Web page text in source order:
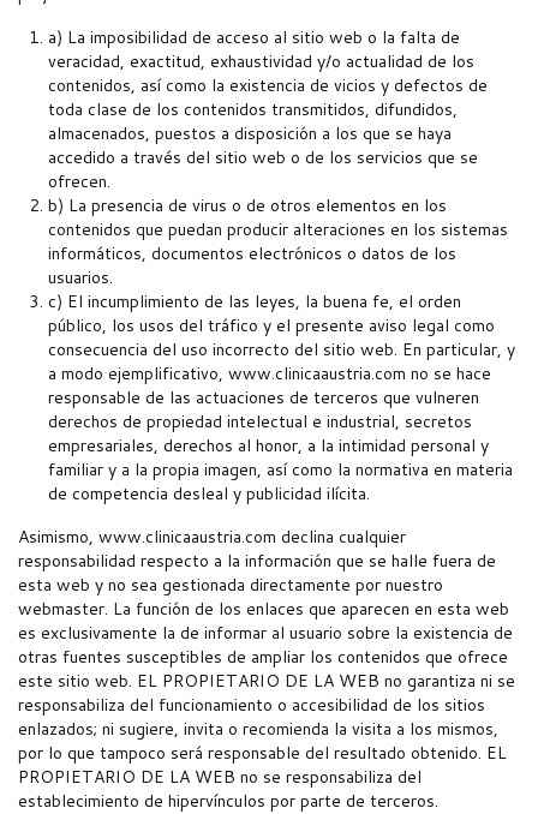
a) La imposibilidad de acceso al sitio web o la falta de
veracidad, exactitud, exhaustividad y/o actualidad de los
contenidos, así como la existencia de vicios y defectos de
toda clase de los contenidos transmitidos, difundidos,
almacenados, puestos a disposición a los que se haya
accedido a través del sitio web o de los servicios que se
ofrecen.
b) La presencia de virus o de otros elementos en los
contenidos que puedan producir alteraciones en los sistemas
informáticos, documentos electrónicos o datos de los
usuarios.
c) El incumplimiento de las leyes, la buena fe, el orden
público, los usos del tráfico y el presente aviso legal como
consecuencia del uso incorrecto del sitio web. En particular, y
a modo ejemplificativo, www.clinicaaustria.com no se hace
responsable de las actuaciones de terceros que vulneren
derechos de propiedad intelectual e industrial, secretos
empresariales, derechos al honor, a la intimidad personal y
familiar y a la propia imagen, así como la normativa en materia
de competencia desleal y publicidad ilícita.
Asimismo, www.clinicaaustria.com declina cualquier
responsabilidad respecto a la información que se halle fuera de
esta web y no sea gestionada directamente por nuestro
webmaster. La función de los enlaces que aparecen en esta web
es exclusivamente la de informar al usuario sobre la existencia de
otras fuentes susceptibles de ampliar los contenidos que ofrece
este sitio web. EL PROPIETARIO DE LA WEB no garantiza ni se
responsabiliza del funcionamiento o accesibilidad de los sitios
enlazados; ni sugiere, invita o recomienda la visita a los mismos,
por lo que tampoco será responsable del resultado obtenido. EL
PROPIETARIO DE LA WEB no se responsabiliza del
establecimiento de hipervínculos por parte de terceros.